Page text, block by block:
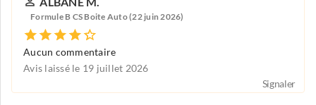
Formule B CS Boite Auto (22 juin 2026)
Aucun commentaire
Avis laissé le 19 juillet 2026
Signaler